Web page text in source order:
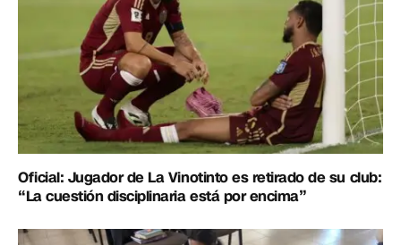
Oficial: Jugador de La Vinotinto es retirado de su club:
“La cuestión disciplinaria está por encima”